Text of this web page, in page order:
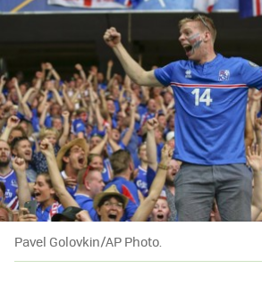
Pavel Golovkin/AP Photo.